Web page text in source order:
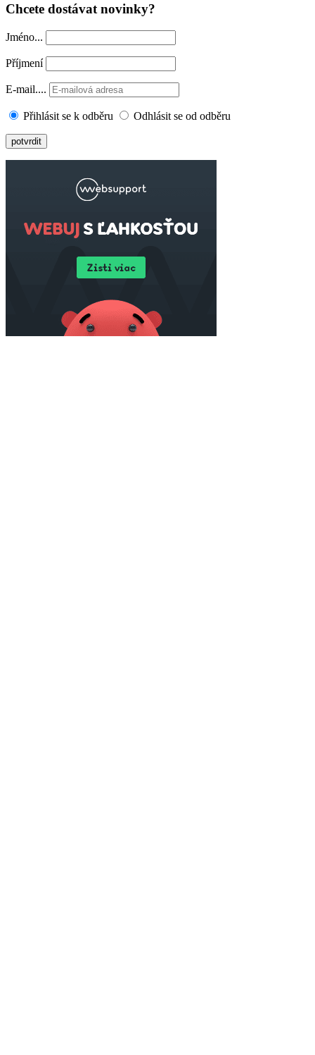
Chcete dostávat novinky?
Jméno...
Příjmení
E-mail....
Přihlásit se k odběru Odhlásit se od odběru